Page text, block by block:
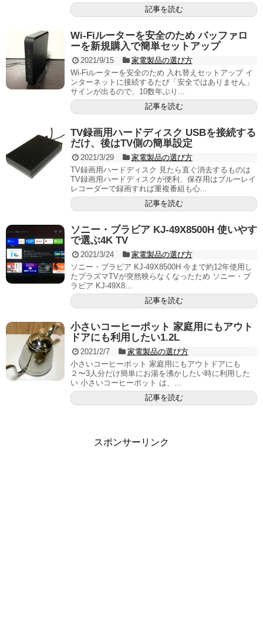
記事を読む
Wi-Fiルーターを安全のため バッファロ
ーを新規購入で簡単セットアップ
2021/9/15
家電製品の選び方
Wi-Fiルーターを安全のため 入れ替えセットアップ イ
ンターネットに接続するたび「安全ではありません」
サインが出るので、10数年ぶり...
記事を読む
TV録画用ハードディスク USBを接続する
だけ、後はTV側の簡単設定
2021/3/29
家電製品の選び方
TV録画用ハードディスク 見たら直ぐ消去するものは
TV録画用ハードディスクが便利、保存用はブルーレイ
レコーダーで録画すれば重複番組も心...
記事を読む
ソニー・ブラビア KJ-49X8500H 使いやす
で選ぶ4K TV
2021/3/24
家電製品の選び方
ソニー・ブラビア KJ-49X8500H 今まで約12年使用し
たプラズマTVが突然映らなくなったため ソニー・ブ
ラビア KJ-49X8...
記事を読む
小さいコーヒーポット 家庭用にもアウト
ドアにも利用したい1.2L
2021/2/7
家電製品の選び方
小さいコーヒーポット 家庭用にもアウトドアにも
２〜3人分だけ簡単にお湯を沸かしたい時に利用した
い 小さいコーヒーポット は、...
記事を読む
スポンサーリンク